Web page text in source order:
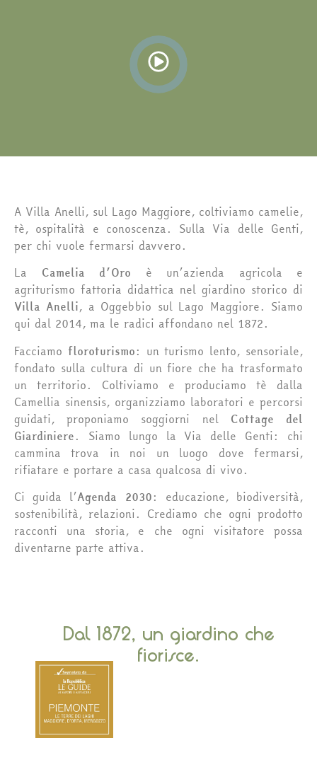
A Villa Anelli, sul Lago Maggiore, coltiviamo camelie,
tè, ospitalità e conoscenza. Sulla Via delle Genti,
per chi vuole fermarsi davvero.
La Camelia d’Oro è un’azienda agricola e
agriturismo fattoria didattica nel giardino storico di
Villa Anelli, a Oggebbio sul Lago Maggiore. Siamo
qui dal 2014, ma le radici affondano nel 1872.
Facciamo floroturismo: un turismo lento, sensoriale,
fondato sulla cultura di un fiore che ha trasformato
un territorio. Coltiviamo e produciamo tè dalla
Camellia sinensis, organizziamo laboratori e percorsi
guidati, proponiamo soggiorni nel Cottage del
Giardiniere. Siamo lungo la Via delle Genti: chi
cammina trova in noi un luogo dove fermarsi,
rifiatare e portare a casa qualcosa di vivo.
Ci guida l’Agenda 2030: educazione, biodiversità,
sostenibilità, relazioni. Crediamo che ogni prodotto
racconti una storia, e che ogni visitatore possa
diventarne parte attiva.
Dal 1872, un giardino che
fiorisce.